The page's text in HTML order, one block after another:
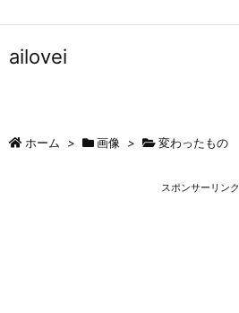
ailovei
ホーム > 画像 > 変わったもの
スポンサーリンク